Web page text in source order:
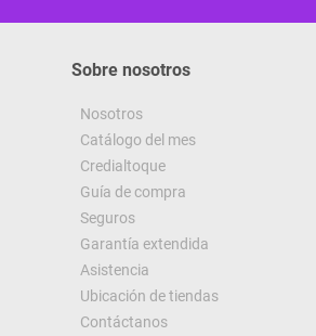
Sobre nosotros
Nosotros
Catálogo del mes
Credialtoque
Guía de compra
Seguros
Garantía extendida
Asistencia
Ubicación de tiendas
Contáctanos